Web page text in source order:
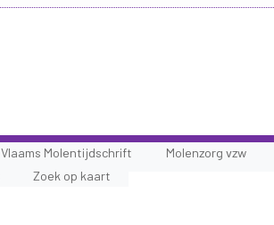
Zoek op kaart
Vlaams Molentijdschrift Molenzorg vzw